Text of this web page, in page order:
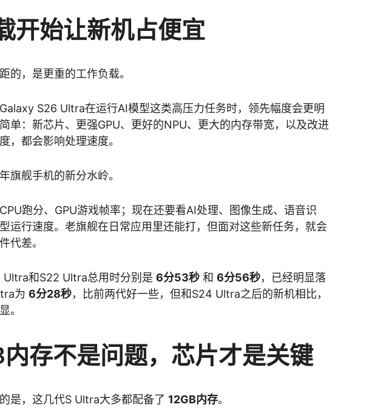
开始让新机占便宜
的，是更重的工作负载。
S26 Ultra在运行AI模型这类高压力任务时，领先幅度会更明
单：新芯片、更强GPU、更好的NPU、更大的内存带宽，以及改进
，都会影响处理速度。
旗舰手机的新分水岭。
跑分、GPU游戏帧率；现在还要看AI处理、图像生成、语音识
运行速度。老旗舰在日常应用里还能打，但面对这些新任务，就会
代差。
Ultra和S22 Ultra总用时分别是 6分53秒 和 6分56秒，已经明显落
为 6分28秒，比前两代好一些，但和S24 Ultra之后的新机相比，
。
内存不是问题，芯片才是关键
是，这几代S Ultra大多都配备了 12GB内存。